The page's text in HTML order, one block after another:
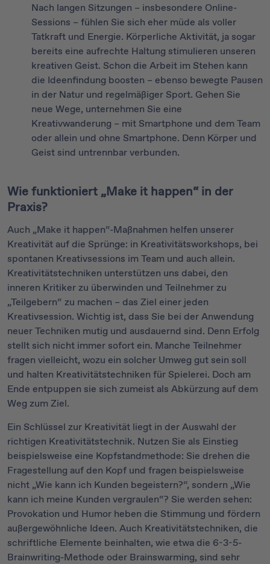
Nach langen Sitzungen – insbesondere Online-
Sessions – fühlen Sie sich eher müde als voller
Tatkraft und Energie. Körperliche Aktivität, ja sogar
bereits eine aufrechte Haltung stimulieren unseren
kreativen Geist. Schon die Arbeit im Stehen kann
die Ideenfindung boosten – ebenso bewegte Pausen
in der Natur und regelmäßiger Sport. Gehen Sie
neue Wege, unternehmen Sie eine
Kreativwanderung – mit Smartphone und dem Team
oder allein und ohne Smartphone. Denn Körper und
Geist sind untrennbar verbunden.
Wie funktioniert „Make it happen“ in der
Praxis?
Auch „Make it happen“-Maßnahmen helfen unserer
Kreativität auf die Sprünge: in Kreativitätsworkshops, bei
spontanen Kreativsessions im Team und auch allein.
Kreativitätstechniken unterstützen uns dabei, den
inneren Kritiker zu überwinden und Teilnehmer zu
„Teilgebern“ zu machen – das Ziel einer jeden
Kreativsession. Wichtig ist, dass Sie bei der Anwendung
neuer Techniken mutig und ausdauernd sind. Denn Erfolg
stellt sich nicht immer sofort ein. Manche Teilnehmer
fragen vielleicht, wozu ein solcher Umweg gut sein soll
und halten Kreativitätstechniken für Spielerei. Doch am
Ende entpuppen sie sich zumeist als Abkürzung auf dem
Weg zum Ziel.
Ein Schlüssel zur Kreativität liegt in der Auswahl der
richtigen Kreativitätstechnik. Nutzen Sie als Einstieg
beispielsweise eine Kopfstandmethode: Sie drehen die
Fragestellung auf den Kopf und fragen beispielsweise
nicht „Wie kann ich Kunden begeistern?“, sondern „Wie
kann ich meine Kunden vergraulen“? Sie werden sehen:
Provokation und Humor heben die Stimmung und fördern
außergewöhnliche Ideen. Auch Kreativitätstechniken, die
schriftliche Elemente beinhalten, wie etwa die 6-3-5-
Brainwriting-Methode oder Brainswarming, sind sehr